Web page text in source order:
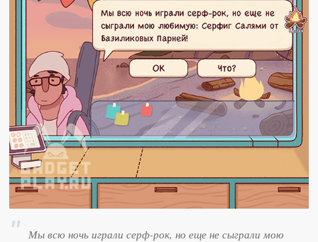
Мы всю ночь играли серф-рок, но еще не сыграли мою